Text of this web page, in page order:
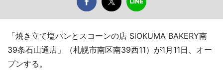
「焼き立て塩パンとスコーンの店 SiOKUMA BAKERY南
39条石山通店」（札幌市南区南39西11）が1月11日、オー
プンする。